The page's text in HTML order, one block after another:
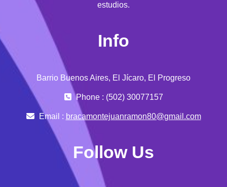
estudios.
Info
Barrio Buenos Aires, El Jícaro, El Progreso
Phone : (502) 30077157
Email : bracamontejuanramon80@gmail.com
Follow Us